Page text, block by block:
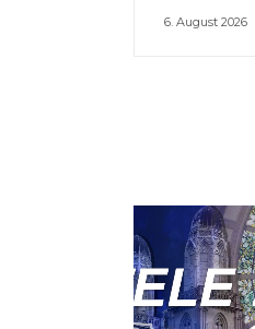
6. August 2026